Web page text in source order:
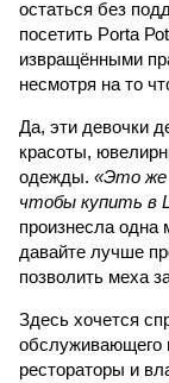
остаться без
посетить Portа
извращёнными
несмотря на то
Да, эти девочки
красоты,
одежды. «Это же
чтобы купить в
произнесла одна
давайте лучше
позволить меха
Здесь хочется
обслуживающего
рестораторы и